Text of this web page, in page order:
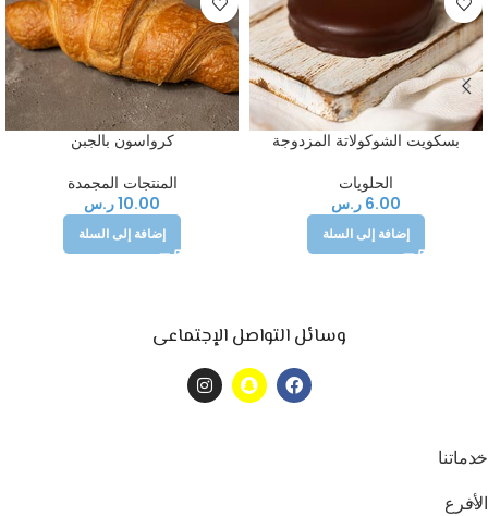
بسكويت الشوكولاتة المزدوجة
الحلويات
6.00 ر.س
إضافة إلى السلة
كرواسون بالجبن
المنتجات المجمدة
10.00ر.س
إضافة إلى السلة
وسائل التواصل الإجتماعى
خدماتنا
الأفرع